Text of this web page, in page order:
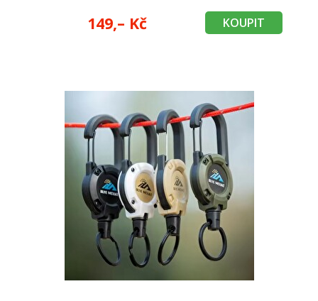
149,– Kč KOUPIT